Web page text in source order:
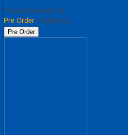
*Harga Hubungi CS
Pre Order / plygbsr01
Pre Order